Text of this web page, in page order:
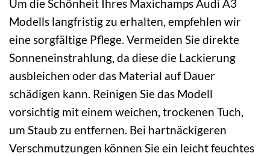
Um die Schönheit Ihres Maxichamps Audi A3
Modells langfristig zu erhalten, empfehlen wir
eine sorgfältige Pflege. Vermeiden Sie direkte
Sonneneinstrahlung, da diese die Lackierung
ausbleichen oder das Material auf Dauer
schädigen kann. Reinigen Sie das Modell
vorsichtig mit einem weichen, trockenen Tuch,
um Staub zu entfernen. Bei hartnäckigeren
Verschmutzungen können Sie ein leicht feuchtes